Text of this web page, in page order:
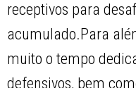
receptivos para
acumulado.Para
muito o tempo
defensivos, bem